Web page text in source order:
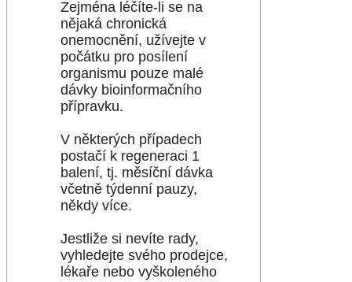
Zejména léčíte-li se na
nějaká chronická
onemocnění, užívejte v
počátku pro posílení
organismu pouze malé
dávky bioinformačního
přípravku.
V některých případech
postačí k regeneraci 1
balení, tj. měsíční dávka
včetně týdenní pauzy,
někdy více.
Jestliže si nevíte rady,
vyhledejte svého prodejce,
lékaře nebo vyškoleného